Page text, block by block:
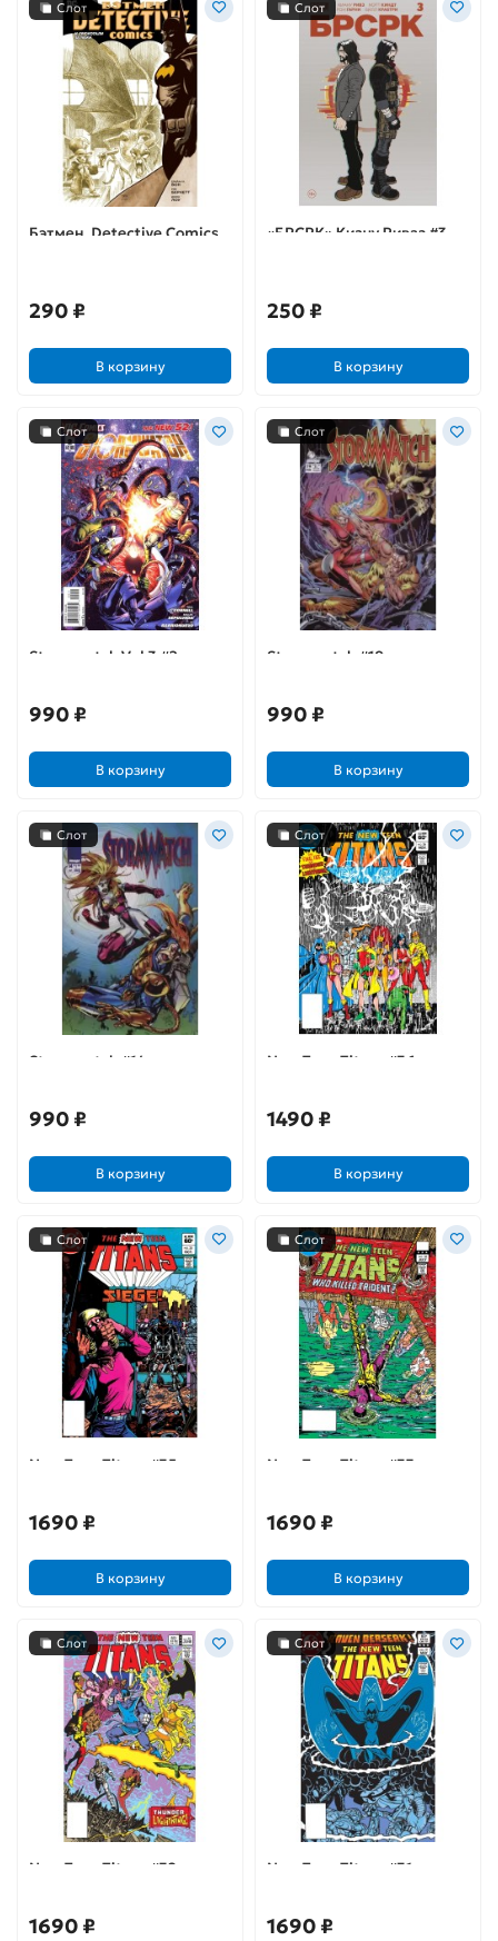
Слот
Бэтмен. Detective Comics.
290 ₽
В корзину
Слот
«БРСРК» Киану Ривза #3
250 ₽
В корзину
Слот
Stormwatch Vol 3 #2
990 ₽
В корзину
Слот
Stormwatch #19
990 ₽
В корзину
Слот
Stormwatch #14
990 ₽
В корзину
Слот
New Teen Titans #36
1490 ₽
В корзину
Слот
New Teen Titans #35
1690 ₽
В корзину
Слот
New Teen Titans #33
1690 ₽
В корзину
Слот
New Teen Titans #32
1690 ₽
Слот
New Teen Titans #31
1690 ₽